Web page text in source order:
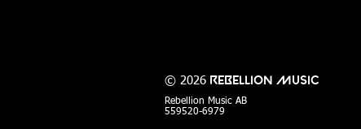
© 2026 Rebellion Music
Rebellion Music AB
559520-6979